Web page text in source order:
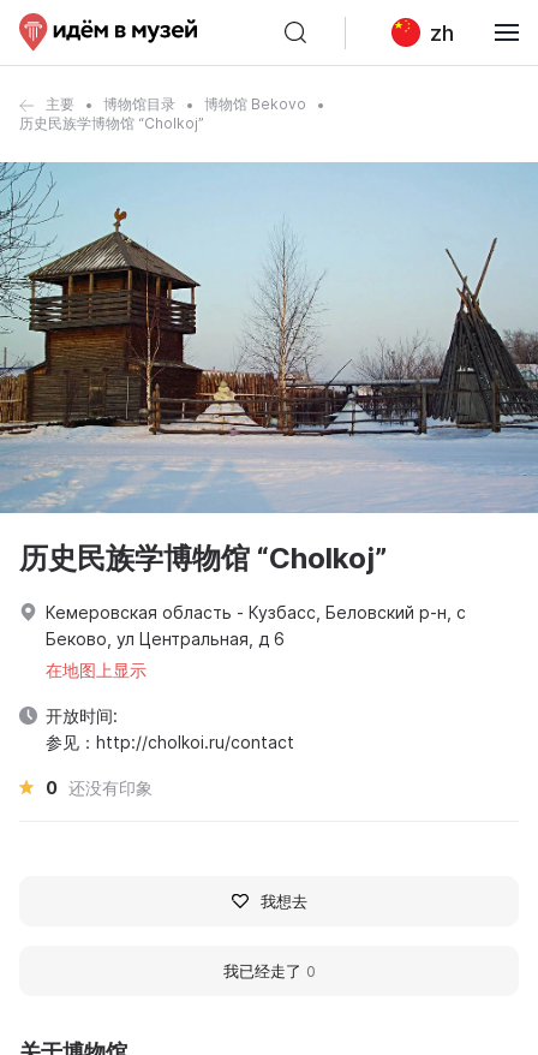
zh
主要 博物馆目录
博物馆 Bekovo
历史民族学博物馆 “Cholkoj”
历史民族学博物馆 “Cholkoj”
Кемеровская область - Кузбасс, Беловский р-н, с
Беково, ул Центральная, д 6
在地图上显示
开放时间:
参见：http://cholkoi.ru/contact
0 还没有印象
我想去
我已经走了 0